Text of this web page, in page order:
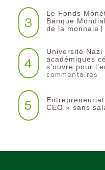
3
Le Fonds
Banque
de la monnaie |
4
Université
académiques
s’ouvre pour
commentaires
5
CEO » sans